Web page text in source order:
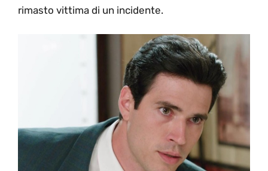
rimasto vittima di un incidente.